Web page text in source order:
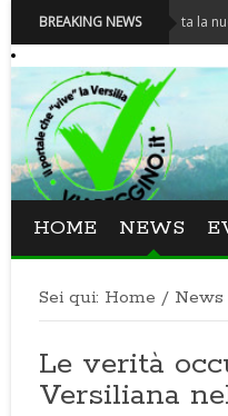
BREAKING NEWS
Carnevale - Nominata la nuova
HOME NEWS
Sei qui: Home / News
Le verità
Versiliana